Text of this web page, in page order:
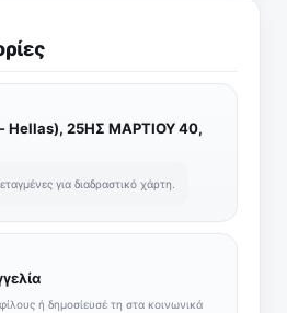
Hellas), 25ΗΣ ΜΑΡΤΙΟΥ 40,
για διαδραστικό χάρτη.
ή δημοσίευσέ τη στα κοινωνικά